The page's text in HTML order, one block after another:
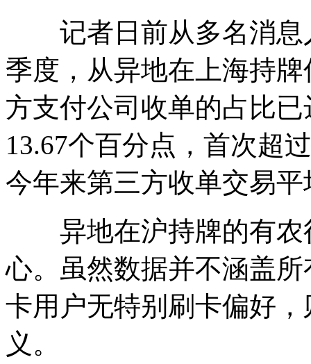
记者日前从多名消息
季度，从异地在上海持
方支付公司收单的占比
13.67个百分点，首次超
今年来第三方收单交易平
异地在沪持牌的有农
心。虽然数据并不涵盖
卡用户无特别刷卡偏好
义。